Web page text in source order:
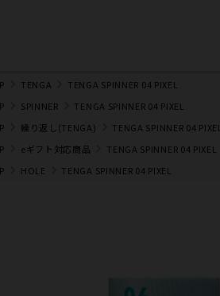
TENGA
TENGA SPINNER 04 PIXEL
SPINNER
TENGA SPINNER 04 PIXEL
繰り返し(TENGA)
TENGA SPINNER 04 PIXEL
eギフト対応商品
TENGA SPINNER 04 PIXEL
HOLE TENGA SPINNER 04 PIXEL